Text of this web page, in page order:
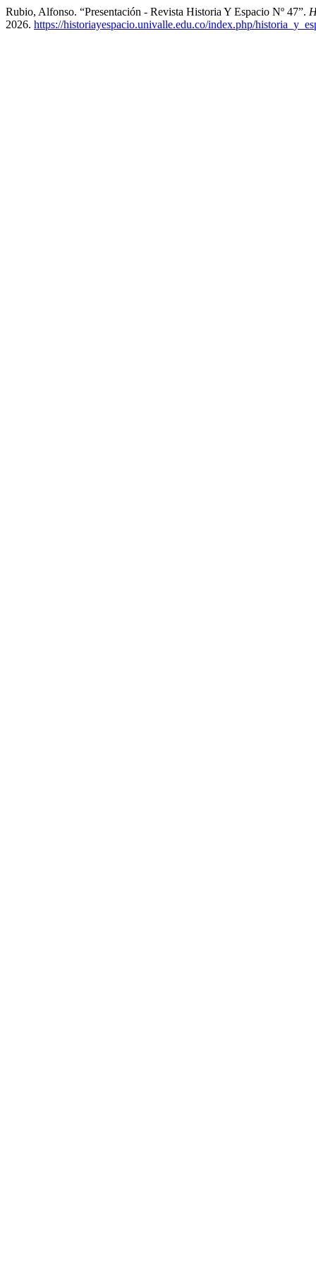
Rubio, Alfonso. “Presentación - Revista Historia Y Espacio Nº 47”.
2026. https://historiayespacio.univalle.edu.co/index.php/